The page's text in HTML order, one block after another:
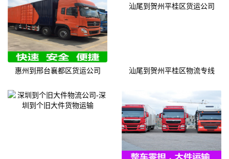
惠州到邢台襄都区货运公司 汕尾到贺州平桂区物流专线